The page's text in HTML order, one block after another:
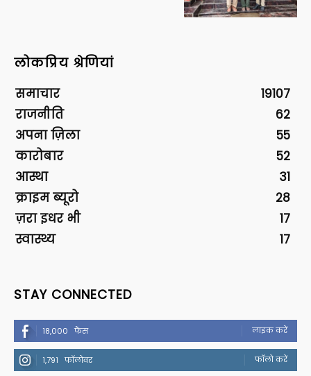
लोकप्रिय श्रेणियां
समाचार
19107
राजनीति
62
अपना ज़िला
55
कारोबार
52
आस्था
31
क्राइम ब्यूरो
28
ज़रा इधर भी
17
स्वास्थ्य
17
STAY CONNECTED
18,000 फैंस लाइक करें
1,791 फॉलोवर फॉलो करें